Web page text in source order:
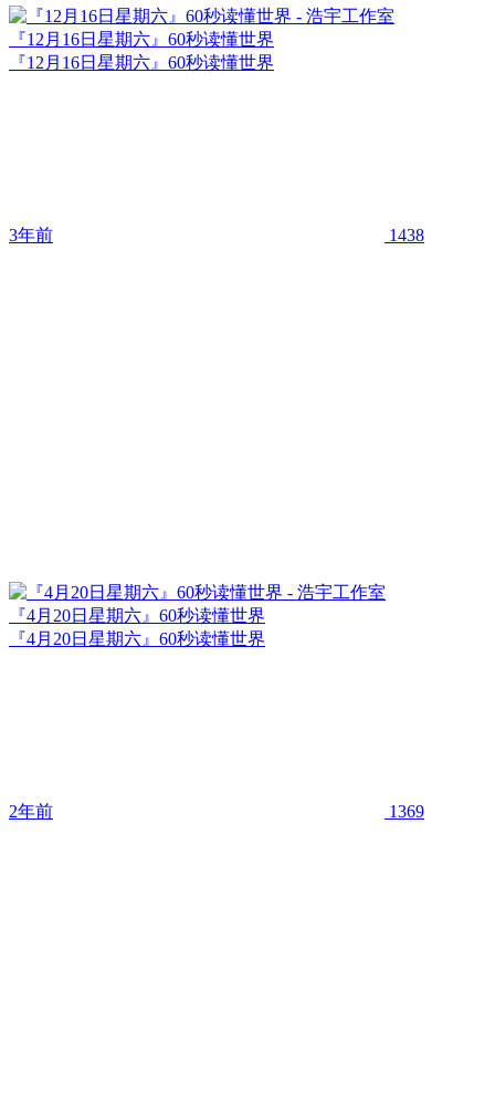
『12月16日星期六』60秒读懂世界
『12月16日星期六』60秒读懂世界
3年前 1438
『4月20日星期六』60秒读懂世界
『4月20日星期六』60秒读懂世界
2年前 1369